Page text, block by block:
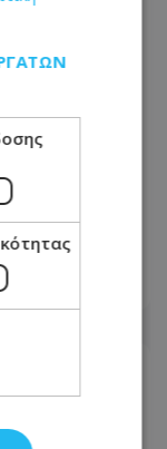
νεκρή
για να
τα